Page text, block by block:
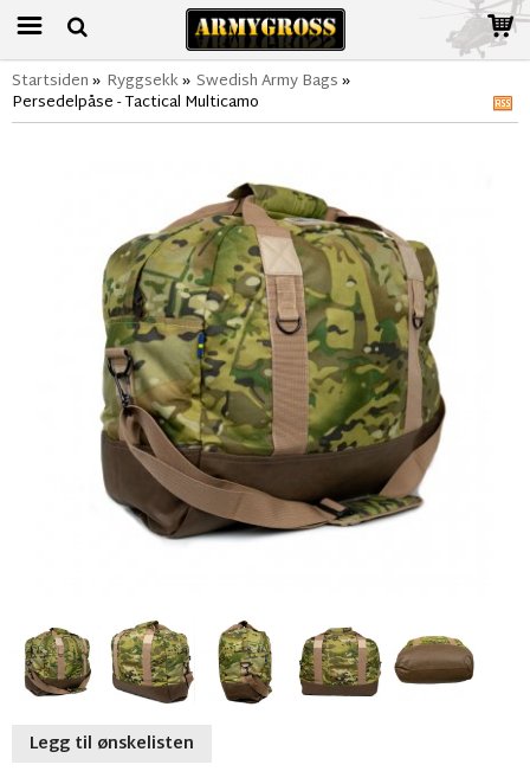
Startsiden» Ryggsekk» Swedish Army Bags»
Persedelpåse - Tactical Multicamo
Legg til ønskelisten